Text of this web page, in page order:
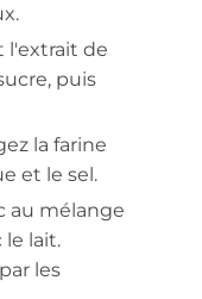
l'extrait de
puis
la farine
et le sel.
au mélange
lait.
les